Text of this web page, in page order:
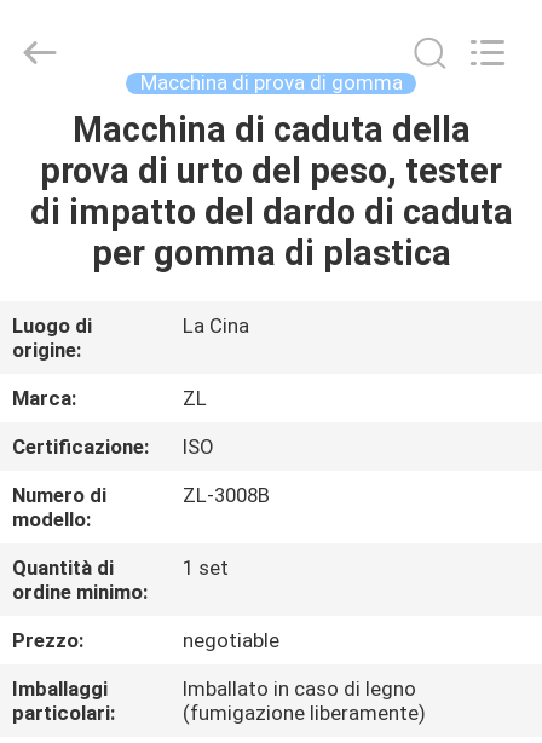
CASA
PRODOTTI
VIDEO
CIRCA
NOI
GIRO
DELLA
FABBRICA
CONTROLLO
DI
QUALITÀ
Instrument
Technology
Macchina di prova di gomma
Macchina di caduta della
prova di urto del peso, tester
di impatto del dardo di caduta
per gomma di plastica
Luogo di
origine:
La Cina
Marca:
ZL
Certificazione:
ISO
Numero di
modello:
ZL-3008B
Quantità di
ordine minimo:
1 set
Prezzo:
negotiable
Imballaggi
particolari:
Imballato in caso di legno
(fumigazione liberamente)